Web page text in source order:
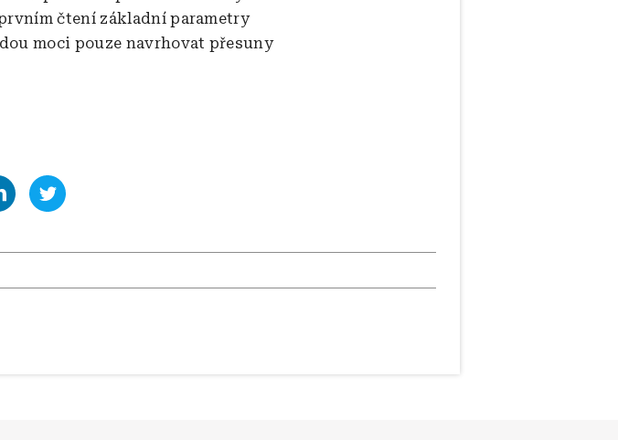
čtení základní parametry
moci pouze navrhovat přesuny